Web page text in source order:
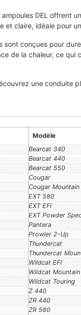
DEL offrent
claire, idéale pour
conçues pour
de la chaleur, ce
une
Modèle
Bearcat 340
Bearcat 440
Bearcat 550
Cougar
Cougar Mountain
EXT 580
EXT EFI
EXT Powder
Pantera
Prowler 2-Up
Thundercat
Thundercat
Wildcat EFI
Wildcat
Wildcat Touring
Z 440
ZR 440
ZR 580